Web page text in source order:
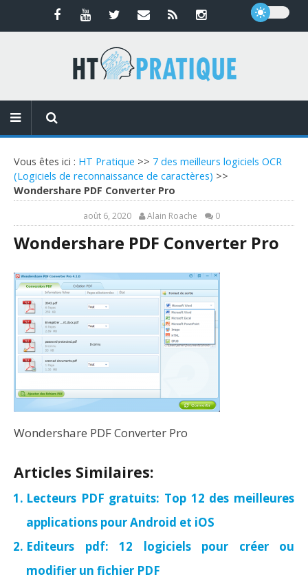
Vous êtes ici : HT Pratique >> 7 des meilleurs logiciels OCR
(Logiciels de reconnaissance de caractères) >>
Wondershare PDF Converter Pro
août 6, 2020 Alain Roache 0
Wondershare PDF Converter Pro
Wondershare PDF Converter Pro
Articles Similaires:
Lecteurs PDF gratuits: Top 12 des meilleures
applications pour Android et iOS
Editeurs pdf: 12 logiciels pour créer ou
modifier un fichier PDF